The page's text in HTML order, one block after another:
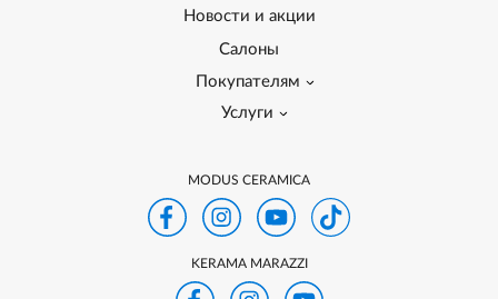
Новости и акции
Салоны
Покупателям
Услуги
MODUS CERAMICA
KERAMA MARAZZI